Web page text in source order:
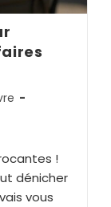
!
dénicher
vous